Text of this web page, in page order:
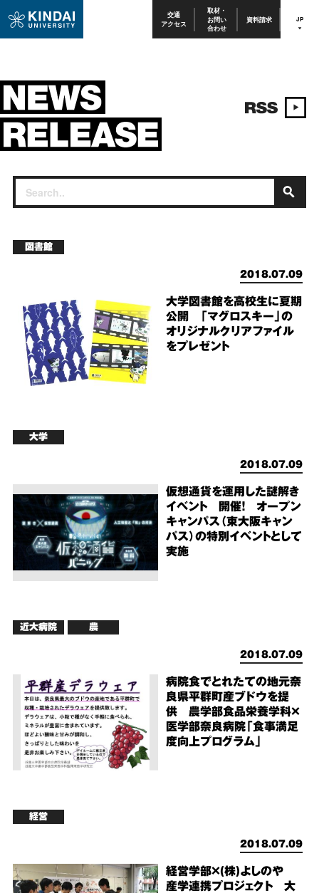
交通
アクセス
取材・
お問い
合わせ
資料請求 JP
図書館
2018.07.09
大学図書館を高校生に夏期
公開 「マグロスキー」の
オリジナルクリアファイル
をプレゼント
大学
2018.07.09
仮想通貨を運用した謎解き
イベント 開催！ オープン
キャンパス（東大阪キャン
パス）の特別イベントとして
実施
近大病院 農
2018.07.09
病院食でとれたての地元奈
良県平群町産ブドウを提
供 農学部食品栄養学科×
医学部奈良病院「食事満足
度向上プログラム」
経営
2018.07.09
経営学部×(株)よしのや
産学連携プロジェクト 大